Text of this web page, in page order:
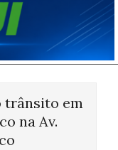
trânsito em
na Av.